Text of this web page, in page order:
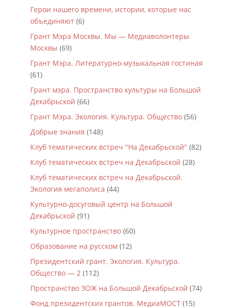
Герои нашего времени, истории, которые нас
объединяют(6)
Грант Мэра Москвы. Мы — Медиаволонтеры
Москвы (69)
Грант Мэра. Литературно-музыкальная гостиная
(61)
Грант мэра. Пространство культуры на Большой
Декабрьской (66)
Грант Мэра. Экология. Культура. Общество(56)
Добрые знания (148)
Клуб тематических встреч "На Декабрьской" (82)
Клуб тематических встреч на Декабрьской (28)
Клуб тематических встреч на Декабрьской.
Экология мегаполиса (44)
Культурно-досуговый центр на Большой
Декабрьской (91)
Культурное пространство(60)
Образование на русском (12)
Президентский грант. Экология. Культура.
Общество — 2(112)
Пространство ЗОЖ на Большой Декабрьской (74)
Фонд президентских грантов. МедиаМОСТ(15)